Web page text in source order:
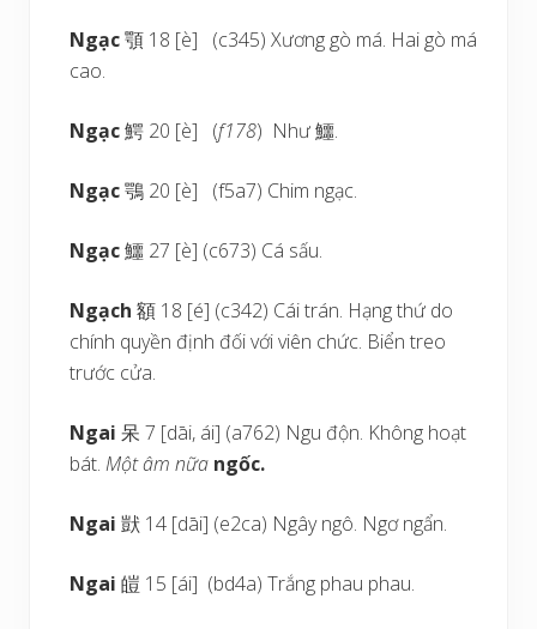
Ngạc顎 18 [è] (c345) Xương gò má. Hai gò má
cao.
Ngạc鰐 20 [è] (f178) Như 鱷.
Ngạc鶚 20 [è] (f5a7) Chim ngạc.
Ngạc鱷 27 [è] (c673) Cá sấu.
Ngạch額 18 [é] (c342) Cái trán. Hạng thứ do
chính quyền định đối với viên chức. Biển treo
trước cửa.
Ngai呆 7 [dāi, ái] (a762) Ngu độn. Không hoạt
bát.Một âm nữa ngốc.
Ngai 獃 14 [dāi] (e2ca) Ngây ngô. Ngơ ngẩn.
Ngai皚 15 [ái] (bd4a) Trắng phau phau.